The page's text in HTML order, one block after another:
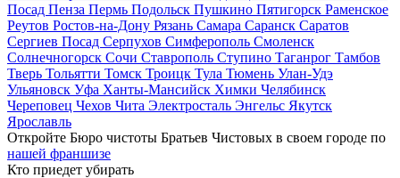
Посад Пенза Пермь Подольск Пушкино Пятигорск Раменское
Реутов Ростов-на-Дону Рязань Самара Саранск Саратов
Сергиев Посад Серпухов Симферополь Смоленск
Солнечногорск Сочи Ставрополь Ступино Таганрог Тамбов
Тверь Тольятти Томск Троицк Тула Тюмень Улан-Удэ
Ульяновск Уфа Ханты-Мансийск Химки Челябинск
Череповец Чехов Чита Электросталь Энгельс Якутск
Ярославль
Откройте Бюро чистоты Братьев Чистовых в своем городе по
нашей франшизе
Кто приедет убирать